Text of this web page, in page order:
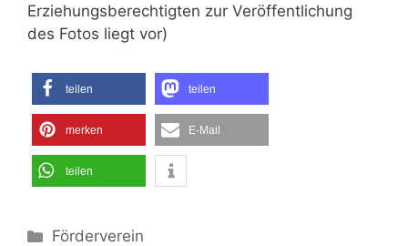
Erziehungsberechtigten zur Veröffentlichung
des Fotos liegt vor)
teilen teilen
merken E-Mail
teilen
Kategorien
Förderverein